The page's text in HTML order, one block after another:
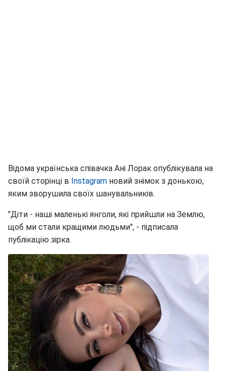
Відома українська співачка Ані Лорак опублікувала на
своїй сторінці в Instagram новий знімок з донькою,
яким зворушила своїх шанувальників.
"Діти - наші маленькі янголи, які прийшли на Землю,
щоб ми стали кращими людьми", - підписала
публікацію зірка.